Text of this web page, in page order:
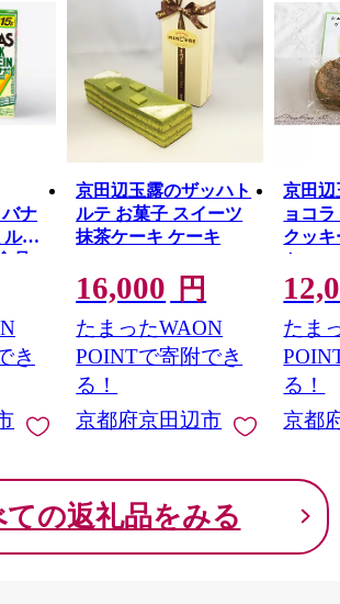
ナ
ルク
品
ナ
ル
き
京田辺玉露のザッハト
ルテ お菓子 スイーツ
抹茶ケーキ ケーキ
16,000 円
たまったWAON
POINTで寄附でき
る！
京都府京田辺市
京田辺
ョコ
クッ
ト
たま
る！
京都
の返礼品をみる